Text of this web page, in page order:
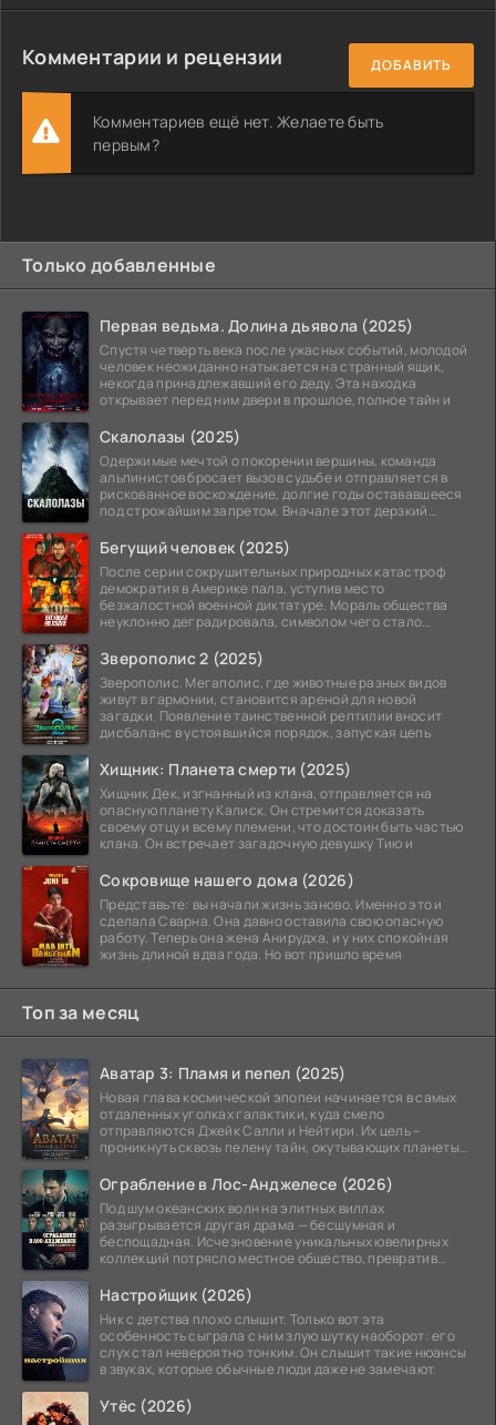
Комментарии и рецензии ДОБАВИТЬ
Комментариев ещё нет. Желаете быть
первым?
Только добавленные
Первая ведьма. Долина дьявола (2025)
Спустя четверть века после ужасных событий, молодой
человек неожиданно натыкается на странный ящик,
некогда принадлежавший его деду. Эта находка
открывает перед ним двери в прошлое, полное тайн и
Скалолазы (2025)
Одержимые мечтой о покорении вершины, команда
альпинистов бросает вызов судьбе и отправляется в
рискованное восхождение, долгие годы остававшееся
под строжайшим запретом. Вначале этот дерзкий
Бегущий человек (2025)
После серии сокрушительных природных катастроф
демократия в Америке пала, уступив место
безжалостной военной диктатуре. Мораль общества
неуклонно деградировала, символом чего стало
Зверополис 2 (2025)
Зверополис. Мегаполис, где животные разных видов
живут в гармонии, становится ареной для новой
загадки. Появление таинственной рептилии вносит
дисбаланс в устоявшийся порядок, запуская цепь
Хищник: Планета смерти (2025)
Хищник Дек, изгнанный из клана, отправляется на
опасную планету Калиск. Он стремится доказать
своему отцу и всему племени, что достоин быть частью
клана. Он встречает загадочную девушку Тию и
Сокровище нашего дома (2026)
Представьте: вы начали жизнь заново. Именно это и
сделала Сварна. Она давно оставила свою опасную
работу. Теперь она жена Анирудха, и у них спокойная
жизнь длиной в два года. Но вот пришло время
Топ за месяц
Аватар 3: Пламя и пепел (2025)
Новая глава космической эпопеи начинается в самых
отдаленных уголках галактики, куда смело
отправляются Джейк Салли и Нейтири. Их цель –
проникнуть сквозь пелену тайн, окутывающих планеты
Ограбление в Лос-Анджелесе (2026)
Под шум океанских волн на элитных виллах
разыгрывается другая драма — бесшумная и
беспощадная. Исчезновение уникальных ювелирных
коллекций потрясло местное общество, превратив
Настройщик (2026)
Ник с детства плохо слышит. Только вот эта
особенность сыграла с ним злую шутку наоборот: его
слух стал невероятно тонким. Он слышит такие нюансы
в звуках, которые обычные люди даже не замечают.
Утёс (2026)